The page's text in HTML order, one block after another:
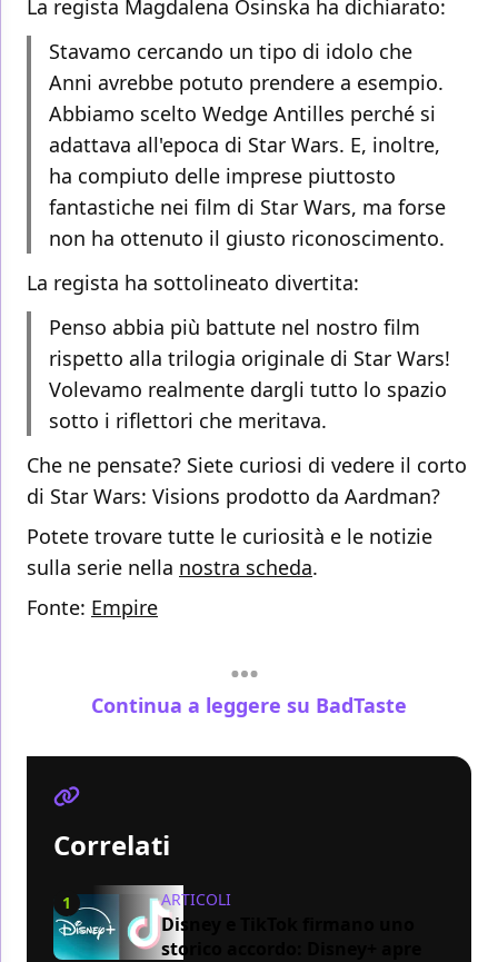
La regista Magdalena Osinska ha dichiarato:
Stavamo cercando un tipo di idolo che
Anni avrebbe potuto prendere a esempio.
Abbiamo scelto Wedge Antilles perché si
adattava all'epoca di Star Wars. E, inoltre,
ha compiuto delle imprese piuttosto
fantastiche nei film di Star Wars, ma forse
non ha ottenuto il giusto riconoscimento.
La regista ha sottolineato divertita:
Penso abbia più battute nel nostro film
rispetto alla trilogia originale di Star Wars!
Volevamo realmente dargli tutto lo spazio
sotto i riflettori che meritava.
Che ne pensate? Siete curiosi di vedere il corto
di Star Wars: Visions prodotto da Aardman?
Potete trovare tutte le curiosità e le notizie
sulla serie nella nostra scheda.
Fonte: Empire
Continua a leggere su BadTaste
Correlati
1 ARTICOLI
Disney e TikTok firmano uno
storico accordo: Disney+ apre